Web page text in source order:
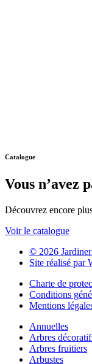
Catalogue
Vous n’avez
Découvrez encore
Voir le catalogue
© 2026
Site réalisé par
Charte de
Conditions
Mentions
Annuelles
Arbres
Arbres fruitiers
Arbustes